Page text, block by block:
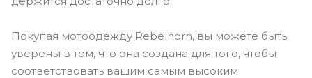
Покупая мотоодежду Rebelhorn, вы можете быть
уверены в том, что она создана для того, чтобы
соответствовать вашим самым высоким